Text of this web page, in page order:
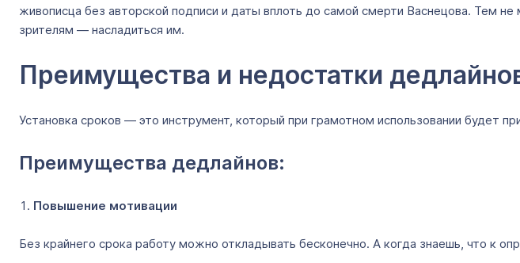
живописца без авторской подписи и даты вплоть до самой смерти Васнецова. Тем
зрителям — насладиться им.
Преимущества и недостатки
Установка сроков — это инструмент, который при грамотном использовании будет
Преимущества дедлайнов:
Повышение мотивации
Без крайнего срока работу можно откладывать бесконечно. А когда знаешь, что к